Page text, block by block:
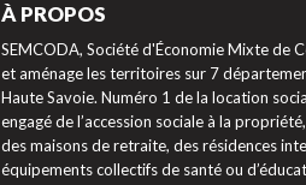
À PROPOS
SEMCODA, Société d'Économie Mixte de
et aménage les territoires sur 7
Haute Savoie. Numéro 1 de la location
engagé de l’accession sociale à la
des maisons de retraite, des résidences
équipements collectifs de santé ou